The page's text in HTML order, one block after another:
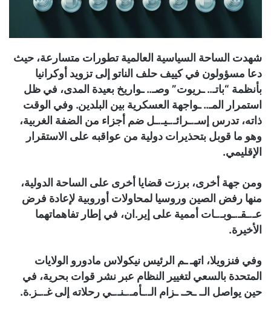
شهدت الساحة السياسية العالمية تطورات متسارعة، حيث
دعا مسؤولون في كييف حلف الناتو إلى تزويد أوكرانيا
بأنظمة “باتـ.. ـريوت” وصـ.. ـواريخ بعيدة المدى، في ظل
استمرار المـ.. ـواجهة العسكرية بين البلدين. وفي الوقت
ذاته، تدرس إسـ.ـرائـ.ـيـ.ـل ضم أجزاء من الضفة الغربية،
وهو ما قوبل بتحذيرات دولية من عواقبه على الاستقرار
الإقليمي.
ومن جهة أخرى، برزت قضايا أخرى على الساحة الدولية،
منها رفض الصين وروسيا لمحاولات أوروبية لإعادة فرض
عـ.ـقـ.ـوبـ.ـات أممية على إير.ان، في إطار تفاهماتهما
الأخيرة.
وفي فنزويلا، اتهـ ـم الرئيس نيكولاس مادورو الولايات
المتحدة بالسعي لتغيير النظام عبر نشر قوات بحرية، في
حين يواصل الـ. ـحـ. ـزام الـ.ـأمـ.ـنـ.ـي رحلاته إلى غـ.ـز.ة.